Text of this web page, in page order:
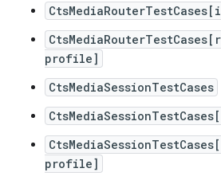
profile]
CtsMediaSessionTestCases
profile]